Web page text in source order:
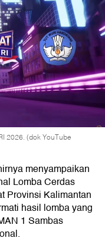
2026. (dok YouTube
menyampaikan
Lomba Cerdas
Provinsi Kalimantan
hasil lomba yang
1 Sambas